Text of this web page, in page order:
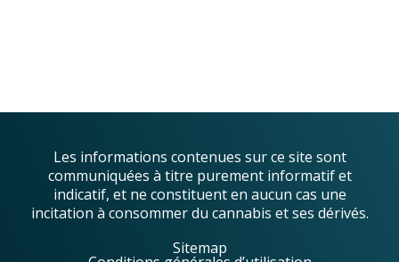
Les informations contenues sur ce site sont
communiquées à titre purement informatif et
indicatif, et ne constituent en aucun cas une
incitation à consommer du cannabis et ses dérivés.
Sitemap